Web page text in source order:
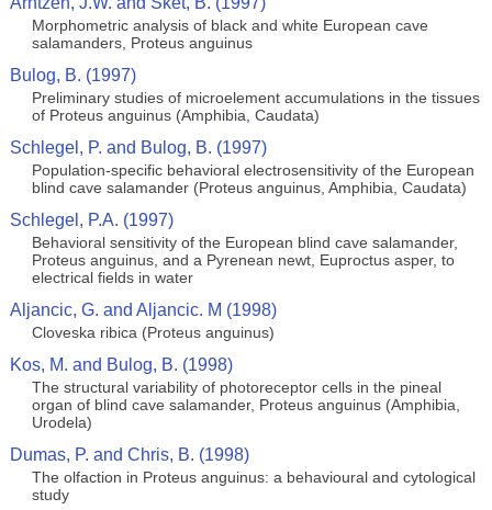
Morphometric analysis of black and white European cave
salamanders, Proteus anguinus
Bulog, B. (1997)
Preliminary studies of microelement accumulations in the tissues
of Proteus anguinus (Amphibia, Caudata)
Schlegel, P. and Bulog, B. (1997)
Population-specific behavioral electrosensitivity of the European
blind cave salamander (Proteus anguinus, Amphibia, Caudata)
Schlegel, P.A. (1997)
Behavioral sensitivity of the European blind cave salamander,
Proteus anguinus, and a Pyrenean newt, Euproctus asper, to
electrical fields in water
Aljancic, G. and Aljancic. M (1998)
Cloveska ribica (Proteus anguinus)
Kos, M. and Bulog, B. (1998)
The structural variability of photoreceptor cells in the pineal
organ of blind cave salamander, Proteus anguinus (Amphibia,
Urodela)
Dumas, P. and Chris, B. (1998)
The olfaction in Proteus anguinus: a behavioural and cytological
study